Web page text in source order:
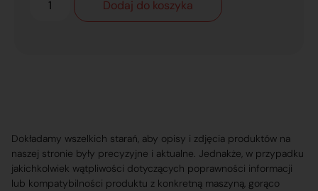
Dodaj do koszyka
Dokładamy wszelkich starań, aby opisy i zdjęcia produktów na
naszej stronie były precyzyjne i aktualne. Jednakże, w przypadku
jakichkolwiek wątpliwości dotyczących poprawności informacji
lub kompatybilności produktu z konkretną maszyną, gorąco